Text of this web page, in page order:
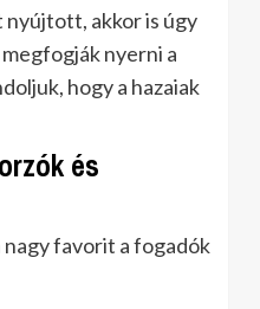
akkor is úgy
nyerni a
hogy a hazaiak
és
favorit a fogadók